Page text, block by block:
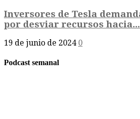
Inversores de Tesla
por desviar recursos hacia...
19 de junio de 2024 0
Podcast semanal